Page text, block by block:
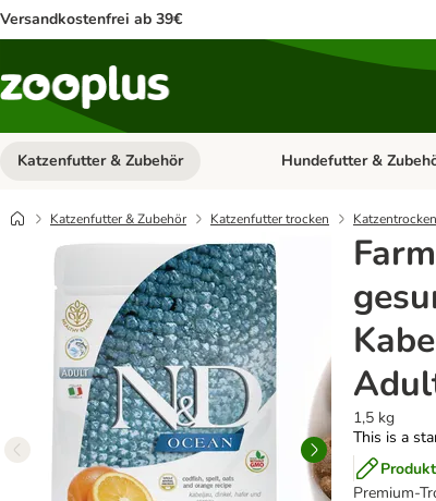
Versandkostenfrei ab 39€
Katzenfutter & Zubehör Kategorie-Menü
Hundefutter &
Katzenfutter & Zubehör Katzenfutter trocken
1,5 kg
This is a
Premium-